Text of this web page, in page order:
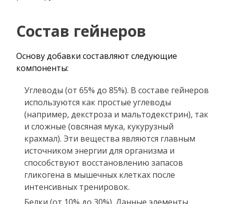
Состав гейнеров
Основу добавки составляют следующие
компоненты:
Углеводы (от 65% до 85%). В составе гейнеров
используются как простые углеводы
(например, декстроза и мальтодекстрин), так
и сложные (овсяная мука, кукурузный
крахмал). Эти вещества являются главным
источником энергии для организма и
способствуют восстановлению запасов
гликогена в мышечных клетках после
интенсивных тренировок.